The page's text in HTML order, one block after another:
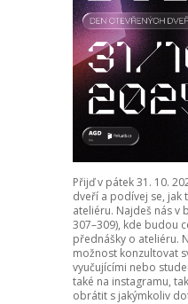
Přijď v pátek 31. 10.
dveří a podívej se, jak
ateliéru. Najdeš nás v
307–309), kde budou
přednášky o ateliéru.
možnost konzultovat
vyučujícími nebo
také na instagramu,
obrátit s jakýmkoliv